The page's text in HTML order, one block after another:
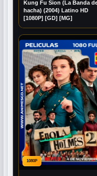
Kung Fu Sion (La Banda
hacha) (2004) Latino HD
[1080P] [GD] [MG]
1080P